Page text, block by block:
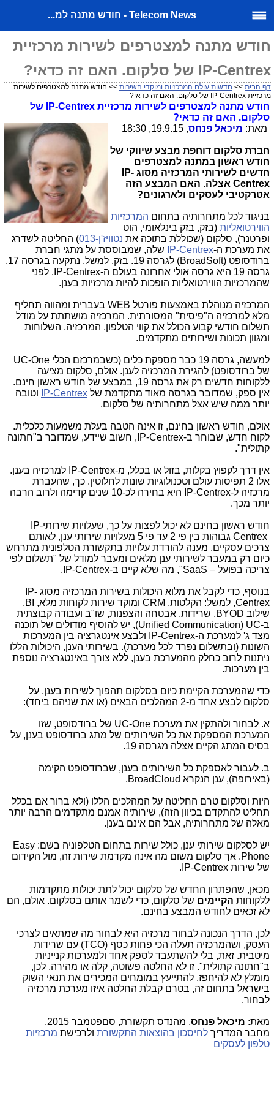
Telecom News - חודש מתנה למ...
חודש מתנה למצטרפים לשירות מרכזיית
IP-Centrex של סלקום. האם זה כדאי?
דף הבית >> חדשות עולם המרכזיות ומוקדי השירות >> חודש מתנה למצטרפים לשירות
מרכזיית IP-Centrex של סלקום. האם זה כדאי?
חודש מתנה למצטרפים לשירות מרכזיית IP-Centrex
של
סלקום. האם זה כדאי?
מאת: מיכאל פנחס, 19.9.15, 18:30
חברת סלקום דוחפת מבצע שיווקי של
חודש ראשון במתנה למצטרפים
חדשים לשירותי המרכזיה מסוג IP-
Centrex אצלה. האם המבצע הזה
אטרקטיבי לעסקים ולארגונים?
בניגוד לכל מתחרותיה בתחום המרכזיות
הווירטואליות (בזק, בזק בינלאומי, הוט
ופרטנר), סלקום (שכוללת בתוכה את נטוויז'ן-013
) החליטה לשדרג
את מערכת ה-IP-Centrex
שלה, שמבוססת על מתגי חברת
ברודסופט (BroadSoft
) לגרסה 19. בזק, למשל, נתקעה בגרסה 17.
גרסה 19 היא גרסה אולי אחרונה בעולם ה-
IP-Centrex , לפני
שהמרכזיות הווירטואליות הופכות להיות מרכזיות בענן.
המרכזיה מנוהלת באמצעות פורטל WEB בעברית ומהווה תחליף
מלא למרכזיה ה"פיסית" המסורתית. המרכזיה מושתתת על מודל
תשלום חודשי קבוע הכולל את קווי הטלפון, המרכזיה, השלוחות
ומגוון תכונות ושירותים מתקדמים.
למעשה, גרסה 19 כבר מספקת כלים (כשבמרכזם הכלי
UC-One
של ברודסופט) להגירת המרכזיה לענן. אולם, סלקום מציעה
ללקוחות חדשים רק את גרסה 19, במבצע של חודש ראשון חינם.
אין ספק, שמדובר בגרסה מאוד מתקדמת של IP-Centrex
וטובה
יותר ממה שיש אצל מתחרותיה של סלקום.
אולם, חודש ראשון בחינם, זו אינה הטבה בעלת משמעות כלכלית.
לקוח חדש, שבוחר ב-IP-Centrex , חשוב שיידע, שמדובר ב"חתונה
קתולית".
אין דרך לקפוץ בקלות, בזול או בכלל, מ-IP-Centrex למרכזיה בענן.
אלו 2 תפיסות עולם וטכנולוגיות שונות לחלוטין. כך, שהעברת
מרכזיה ל-IP-Centrex
היא בחירה לכ-10 שנים קדימה ולרוב הרבה
יותר מכך.
חודש ראשון בחינם לא יכול לפצות על כך, שעלויות שירותיIP-
Centrex
גבוהות בין פי 2 עד פי 5 מעלויות שירותי ענן, לאותם
צרכים עסקיים. מענה להורדת עלויות בתקשורת הטלפונית מתרחש
כיום רק במעבר לשירותי ענן מלאים ומעבר למודל של "תשלום לפי
צריכה בפועל – SaaS", מה שלא קיים ב-IP-Centrex
.
בנוסף, כדי לקבל את מלוא היכולות בשירות המרכזיה מסוג IP-
Centrex, למשל: הקלטות, CRM ומוקד שירות לקוחות מלא, BI
,
שילוב BYOD, שרידות, אבטחה והצפנות, שו"ב ועבודה קבוצתית
ב-UC
(
Unified Communication), יש להוסיף מודולים של תוכנה
מצד ג' למערכת ה-IP-Centrex
ולבצע אינטגרציה בין המערכות
השונות (ובתשלום נפרד לכל מערכת). בשירותי הענן, היכולות הללו
ניתנות לרוב כחלק מהמערכת בענן, ללא צורך באינטגרציה נוספת
בין מערכות.
כדי שהמערכת הקיימת כיום בסלקום תהפוך לשירות בענן, על
סלקום לבצע אחד מ-2 המהלכים הבאים (או את שניהם ביחד):
א. לבחור ולהתקין את מערכת UC-One של ברודסופט, שזו
המערכת המספקת את כל השירותים של מתג ברודסופט בענן, על
בסיס המתג הקיים אצלה מגרסה 19.
ב. לעבור לאספקת כל השירותים בענן, שברודסופט הקימה
(באירופה), ענן הנקרא BroadCloud
.
היות וסלקום טרם החליטה על המהלכים הללו (ולא ברור אם בכלל
תחליט להתקדם בכיוון הזה), שירותיה אמנם מתקדמים הרבה יותר
מאלה של מתחרותיה, אבל הם אינם בענן.
יש לסלקום שירותי ענן, כולל שירות בתחום הטלפוניה בשם: Easy
Phone. אך סלקום משום מה אינה מקדמת שירות זה, מול הקידום
של שירות IP-Centrex
.
מכאן, שהפתרון החדש של סלקום יכול לתת יכולות מתקדמות
ללקוחות הקיימים של סלקום, כדי לשמר אותם בסלקום. אולם, הם
לא זכאים לחודש המבצע בחינם.
לכן, הדרך הנכונה לבחור מרכזיה היא לבחור מה שמתאים לצרכי
העסק, ושהמרכזיה תעלה הכי פחות כסף (TCO) עם שרידות
מיטבית. זאת, בלי להשתעבד לספק אחד ולמערכות קנייניות
ב"חתונה קתולית". זו לא החלטה פשוטה, קלה או מהירה. לכן,
מומלץ לא להיחפז, להתייעץ במומחים המכירים את תנאי השוק
בישראל בתחום זה, בטרם קבלת החלטה איזו מערכת מרכזיה
לבחור.
מאת: מיכאל פנחס, מהנדס תקשורת, סםפטמבר 2015.
מחבר המדריך לחיסכון בהוצאות התקשורת ולרכישת מרכזיות
טלפון לעסקים